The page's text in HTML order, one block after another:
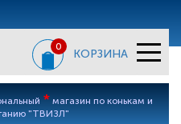
0
КОРЗИНА
* магазин по конькам и
"ТВИЗЛ"